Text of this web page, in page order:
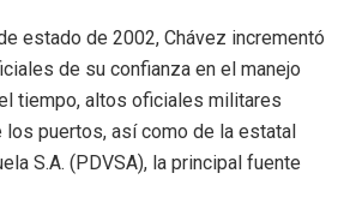
estado de 2002, Chávez incrementó
de su confianza en el manejo
tiempo, altos oficiales militares
los puertos, así como de la estatal
S.A. (PDVSA), la principal fuente